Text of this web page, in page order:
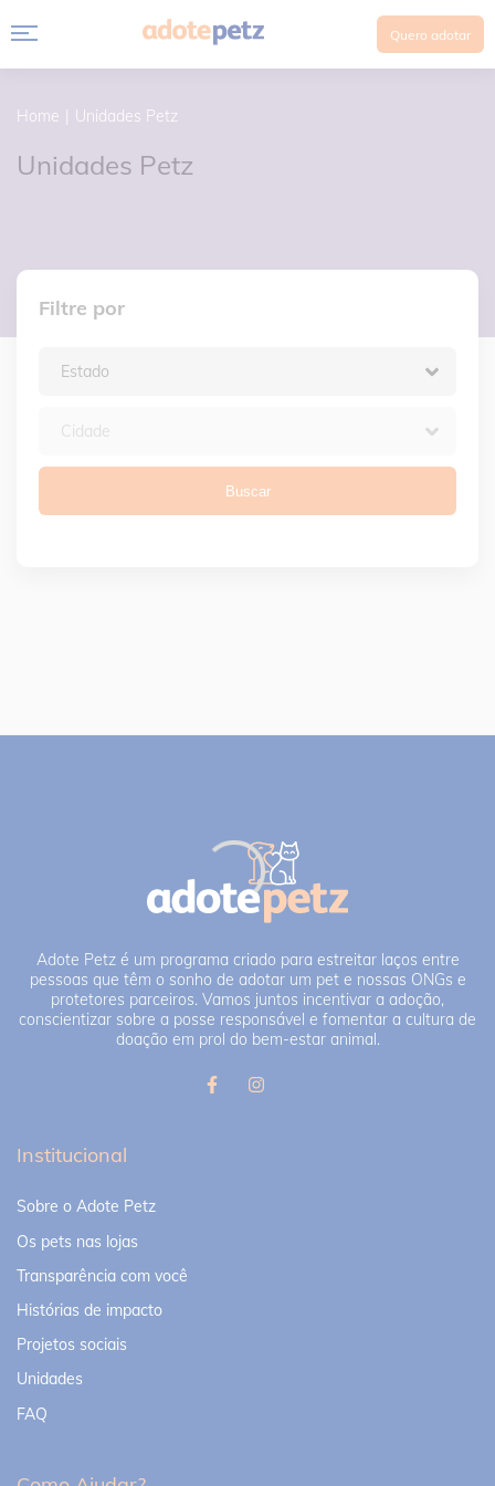
Quero adotar
Home Unidades Petz
Unidades Petz
Filtre por
Buscar
Adote Petz é um programa criado para estreitar laços entre
pessoas que têm o sonho de adotar um pet e nossas ONGs e
protetores parceiros. Vamos juntos incentivar a adoção,
conscientizar sobre a posse responsável e fomentar a cultura de
doação em prol do bem-estar animal.
Institucional
Sobre o Adote Petz
Os pets nas lojas
Transparência com você
Histórias de impacto
Projetos sociais
Unidades
FAQ